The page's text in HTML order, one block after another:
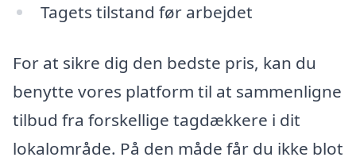
Tagets tilstand før arbejdet
For at sikre dig den bedste pris, kan du
benytte vores platform til at sammenligne
tilbud fra forskellige tagdækkere i dit
lokalområde. På den måde får du ikke blot